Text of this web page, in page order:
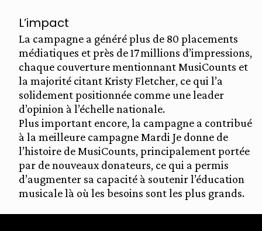
L’impact
La campagne a généré plus de 80 placements
médiatiques et près de 17 millions d’impressions,
chaque couverture mentionnant MusiCounts et
la majorité citant Kristy Fletcher, ce qui l’a
solidement positionnée comme une leader
d’opinion à l’échelle nationale.
Plus important encore, la campagne a contribué
à la meilleure campagne Mardi Je donne de
l’histoire de MusiCounts, principalement portée
par de nouveaux donateurs, ce qui a permis
d’augmenter sa capacité à soutenir l’éducation
musicale là où les besoins sont les plus grands.